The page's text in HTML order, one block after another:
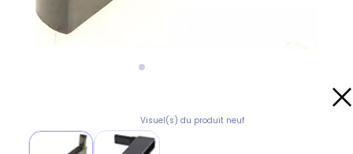
Visuel(s) du produit neuf